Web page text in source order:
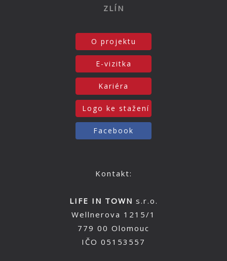
ZLÍN
O projektu
E-vizitka
Kariéra
Logo ke stažení
Facebook
Kontakt:
LIFE IN TOWN s.r.o.
Wellnerova 1215/1
779 00 Olomouc
IČO 05153557